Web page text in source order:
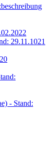
29.11.1021
- Stand: